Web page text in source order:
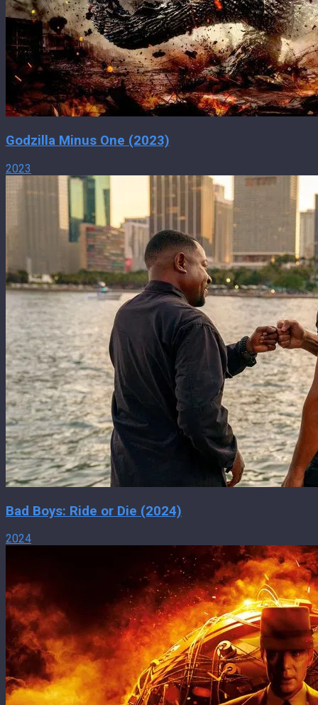
Godzilla Minus One (2023)
2023
Bad Boys: Ride or Die (2024)
2024